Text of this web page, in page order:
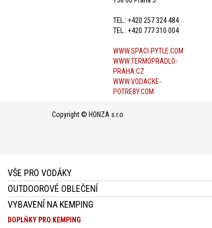
TEL.: +420 257 324 484
TEL.: +420 777 310 004
WWW.SPACI-PYTLE.COM
WWW.TERMOPRADLO-
PRAHA.CZ
WWW.VODACKE-
POTREBY.COM
Copyright © HONZA s.r.o.
VŠE PRO VODÁKY
OUTDOOROVÉ OBLEČENÍ
VYBAVENÍ NA KEMPING
DOPLŇKY PRO KEMPING